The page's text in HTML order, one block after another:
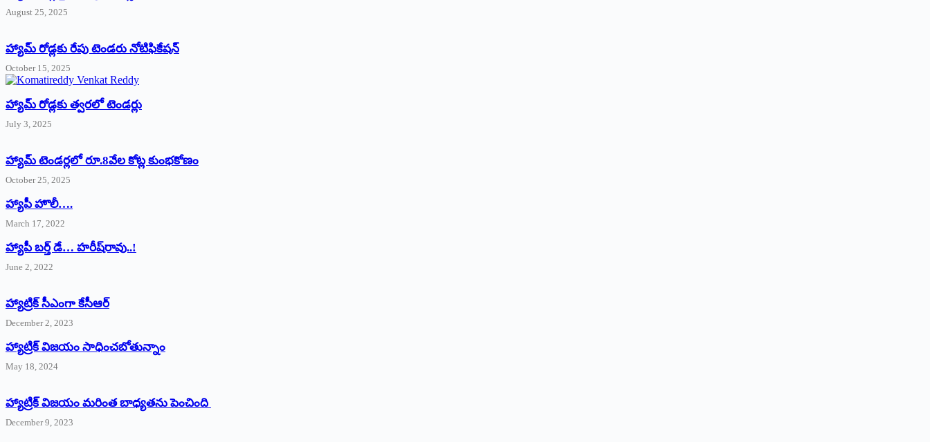
August 25, 2025
హ్యామ్‌ రోడ్లకు రేపు టెండరు నోటిఫికేషన్‌
October 15, 2025
హ్యామ్‌ రోడ్లకు త్వరలో టెండర్లు
July 3, 2025
హ్యామ్‌ ‌టెండర్లలో రూ.8వేల కోట్ల కుంభకోణం
October 25, 2025
హ్యాపీ హొలీ….
March 17, 2022
హ్యాపీ బర్త్ ‌డే… హరీష్‌రావు..!
June 2, 2022
హ్యాట్రిక్‌ ‌సీఎంగా కేసీఆర్‌
December 2, 2023
హ్యాట్రిక్‌ విజయం సాధించబోతున్నాం
May 18, 2024
హ్యాట్రిక్ విజయం మరింత బాధ్యతను పెంచింది
December 9, 2023